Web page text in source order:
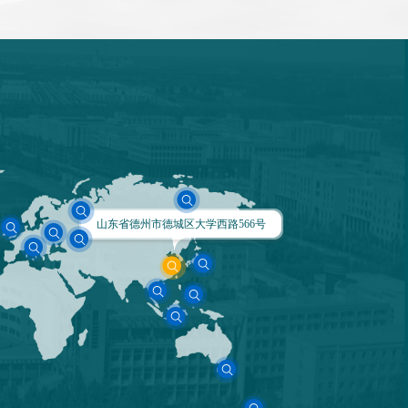
山东省德州市德城区大学西路566号